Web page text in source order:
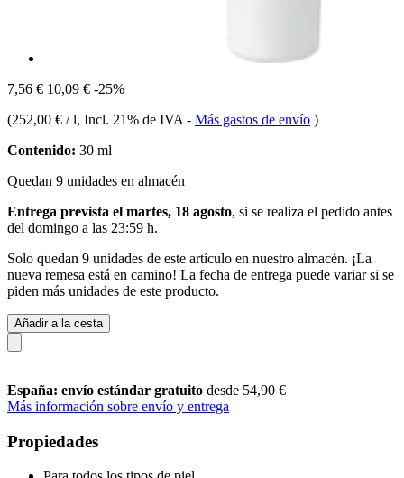
7,56 € 10,09 € -25%
(252,00 € / l, Incl. 21% de IVA - Más gastos de envío )
Contenido: 30 ml
Quedan 9 unidades en almacén
Entrega prevista el martes, 18 agosto, si se realiza el pedido antes
del domingo a las 23:59 h.
Solo quedan 9 unidades de este artículo en nuestro almacén. ¡La
nueva remesa está en camino! La fecha de entrega puede variar si se
piden más unidades de este producto.
Añadir a la cesta
España: envío estándar gratuito desde 54,90 €
Más información sobre envío y entrega
Propiedades